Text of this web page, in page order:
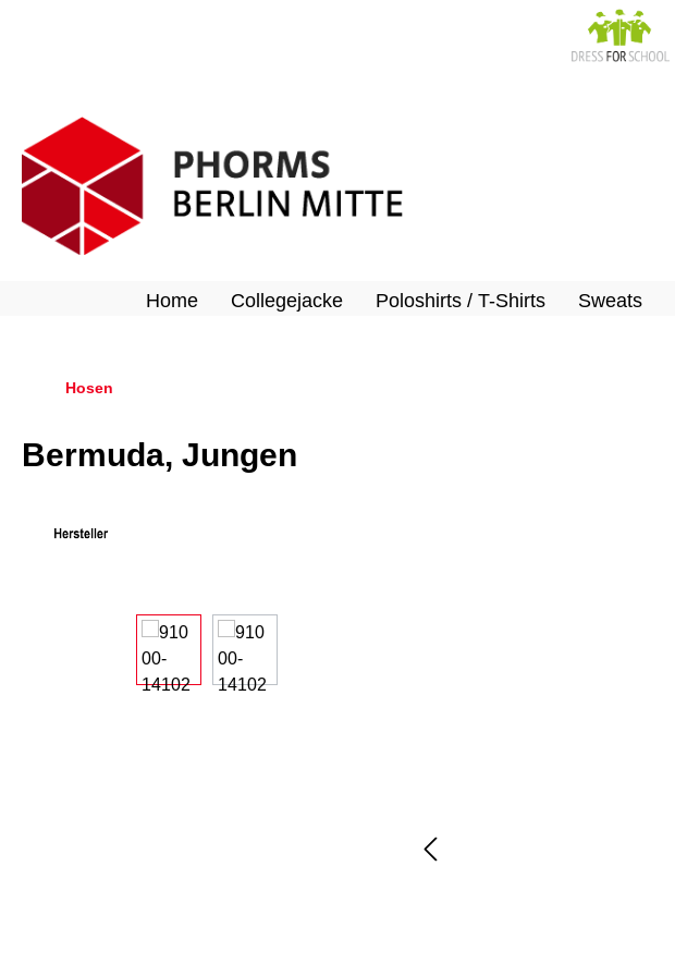
Home Collegejacke Poloshirts / T-Shirts Sweats
Hosen
Bermuda, Jungen
Bildergalerie überspringen